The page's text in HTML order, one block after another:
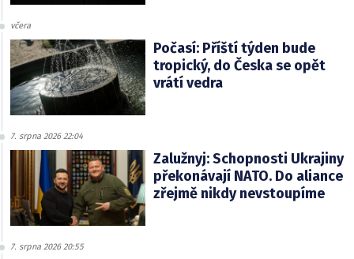
včera
Počasí: Příští týden bude
tropický, do Česka se opět
vrátí vedra
7. srpna 2026 22:04
Zalužnyj: Schopnosti Ukrajiny
překonávají NATO. Do aliance
zřejmě nikdy nevstoupíme
7. srpna 2026 20:55